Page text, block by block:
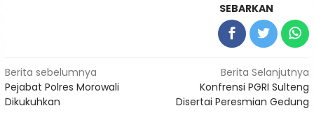
SEBARKAN
Navigasi
pos
Berita sebelumnya
Pejabat Polres Morowali
Dikukuhkan
Berita Selanjutnya
Konfrensi PGRI Sulteng
Disertai Peresmian Gedung